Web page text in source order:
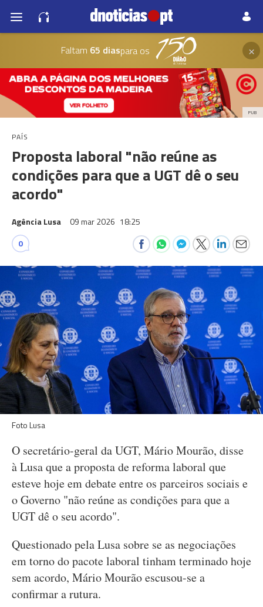
Faltam 65 diaspara os ×
PUB
PAÍS
Proposta laboral "não reúne as
condições para que a UGT dê o seu
acordo"
Agência Lusa 09 mar 2026 18:25
0
Foto Lusa
O secretário-geral da UGT, Mário Mourão, disse
à Lusa que a proposta de reforma laboral que
esteve hoje em debate entre os parceiros sociais e
o Governo "não reúne as condições para que a
UGT dê o seu acordo".
Questionado pela Lusa sobre se as negociações
em torno do pacote laboral tinham terminado hoje
sem acordo, Mário Mourão escusou-se a
confirmar a rutura.